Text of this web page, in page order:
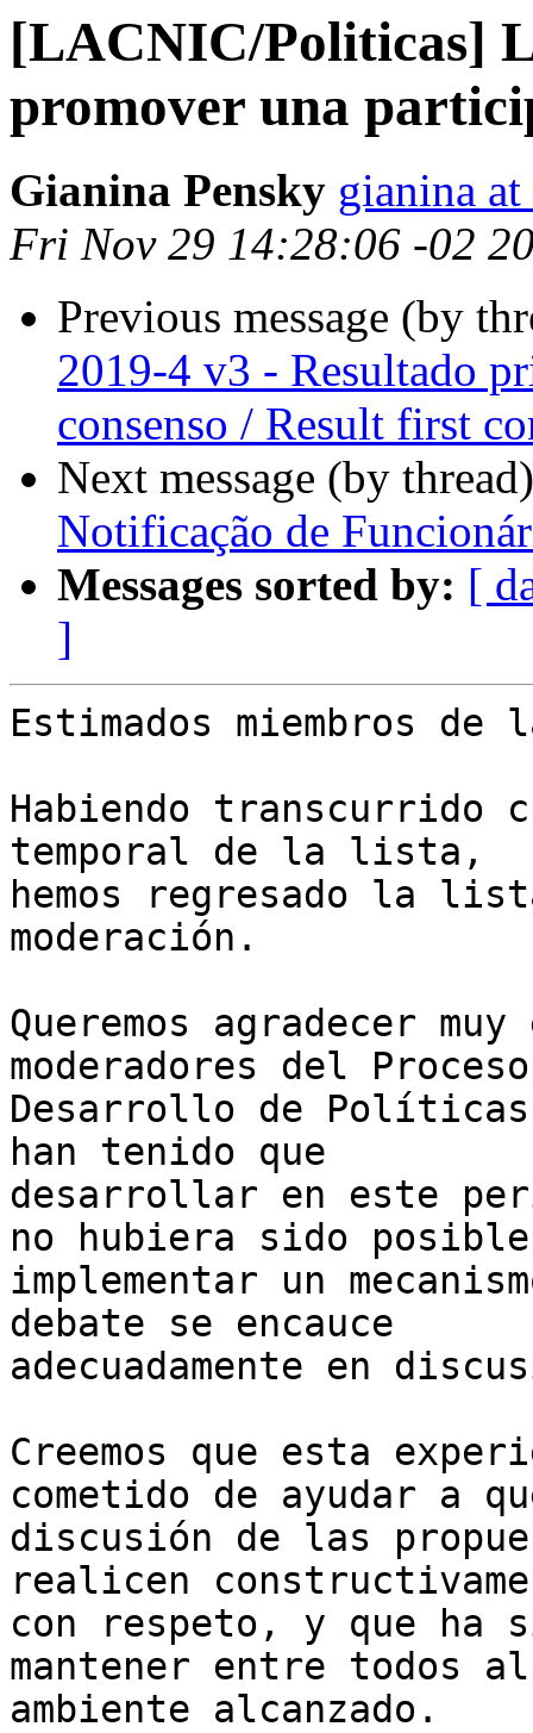
[LACNIC/Politicas]
promover una
Gianina Pensky gianina
Fri Nov 29 14:28:06 -02
Previous message (by
2019-4 v3 - Resultado
consenso / Result first
Next message (by
Notificação de
Messages sorted by: [
]
Estimados miembros
Habiendo transcurrido
temporal de la lista,
hemos regresado la
moderación.
Queremos agradecer
moderadores del
Desarrollo de
han tenido que
desarrollar en este
no hubiera sido
implementar un
debate se encauce
adecuadamente en
Creemos que esta
cometido de ayudar a
discusión de las
realicen
con respeto, y que ha
mantener entre todos
ambiente alcanzado.